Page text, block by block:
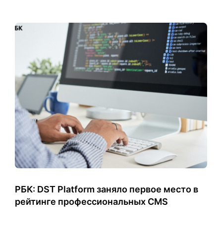
РБК: DST Platform заняло первое место в
рейтинге профессиональных CMS